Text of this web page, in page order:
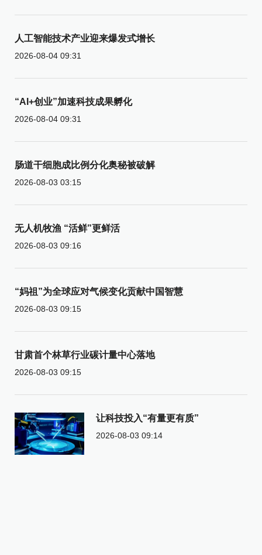
人工智能技术产业迎来爆发式增长
2026-08-04 09:31
“AI+创业”加速科技成果孵化
2026-08-04 09:31
肠道干细胞成比例分化奥秘被破解
2026-08-03 03:15
无人机牧渔 “活鲜”更鲜活
2026-08-03 09:16
“妈祖”为全球应对气候变化贡献中国智慧
2026-08-03 09:15
甘肃首个林草行业碳计量中心落地
2026-08-03 09:15
让科技投入“有量更有质”
2026-08-03 09:14